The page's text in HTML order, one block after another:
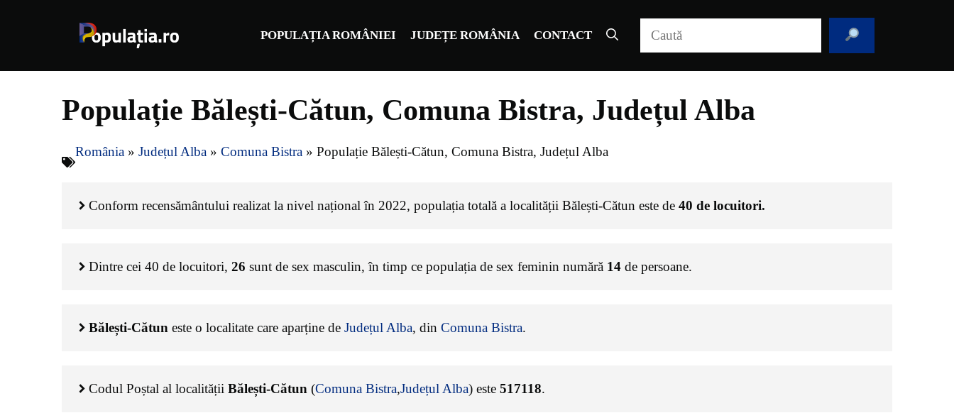
POPULAȚIA ROMÂNIEI JUDEȚE ROMÂNIA CONTACT
Populație Bălești-Cătun, Comuna Bistra, Județul Alba
România » Județul Alba » Comuna Bistra » Populație Bălești-Cătun, Comuna Bistra, Județul Alba
Conform recensământului realizat la nivel național în 2022, populația totală a localității Bălești-Cătun este de 40 de locuitori.
Dintre cei 40 de locuitori, 26 sunt de sex masculin, în timp ce populația de sex feminin numără 14 de persoane.
Bălești-Cătun este o localitate care aparține de Județul Alba, din Comuna Bistra.
Codul Poștal al localității Bălești-Cătun (Comuna Bistra,Județul Alba) este 517118.